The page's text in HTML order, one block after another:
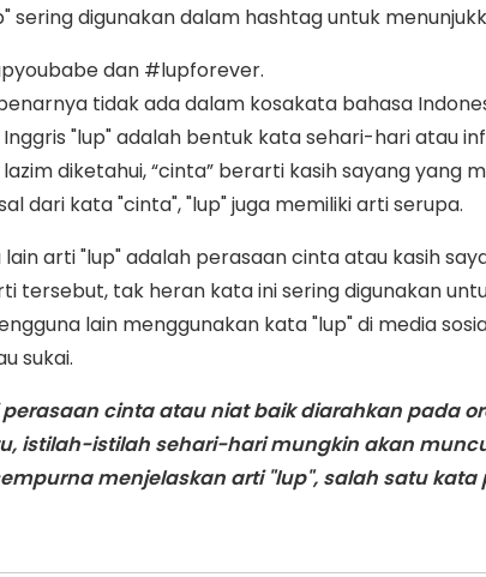
sering digunakan dalam hashtag untuk
dan #lupforever.
tidak ada dalam kosakata bahasa
"lup" adalah bentuk kata sehari-hari atau
diketahui, “cinta” berarti kasih sayang yang
dari kata "cinta", "lup" juga memiliki arti serupa.
arti "lup" adalah perasaan cinta atau kasih
tersebut, tak heran kata ini sering digunakan
lain menggunakan kata "lup" di media
sukai.
perasaan cinta atau niat baik diarahkan pada
istilah-istilah sehari-hari mungkin akan
menjelaskan arti "lup", salah satu